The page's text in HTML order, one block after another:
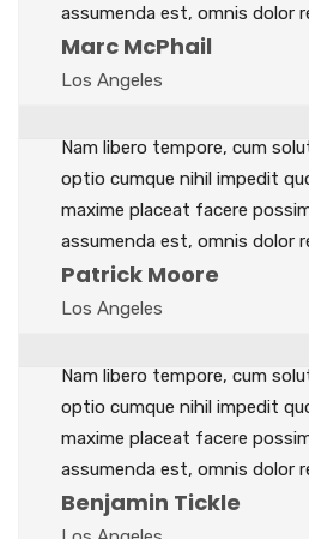
assumenda est, omnis dolor
Marc McPhail
Los Angeles
Nam libero tempore, cum
optio cumque nihil impedit
maxime placeat facere
assumenda est, omnis dolor
Patrick Moore
Los Angeles
Nam libero tempore, cum
optio cumque nihil impedit
maxime placeat facere
assumenda est, omnis dolor
Benjamin Tickle